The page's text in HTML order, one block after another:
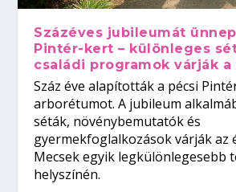
Százéves jubileumát
Pintér-kert – különleges
családi programok várják
Száz éve alapították a pécsi
arborétumot. A jubileum
séták, növénybemutatók és
gyermekfoglalkozások várják az
Mecsek egyik legkülönlegesebb
helyszínén.